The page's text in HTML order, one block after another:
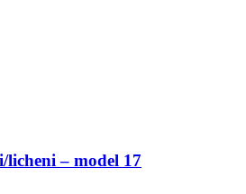
licheni – model 17